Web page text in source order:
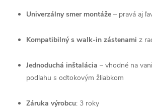
Univerzálny smer montáže – pravá aj
Kompatibilný s walk-in zástenami z
Jednoduchá inštalácia – vhodné na
podlahu s odtokovým žliabkom
Záruka výrobcu: 3 roky